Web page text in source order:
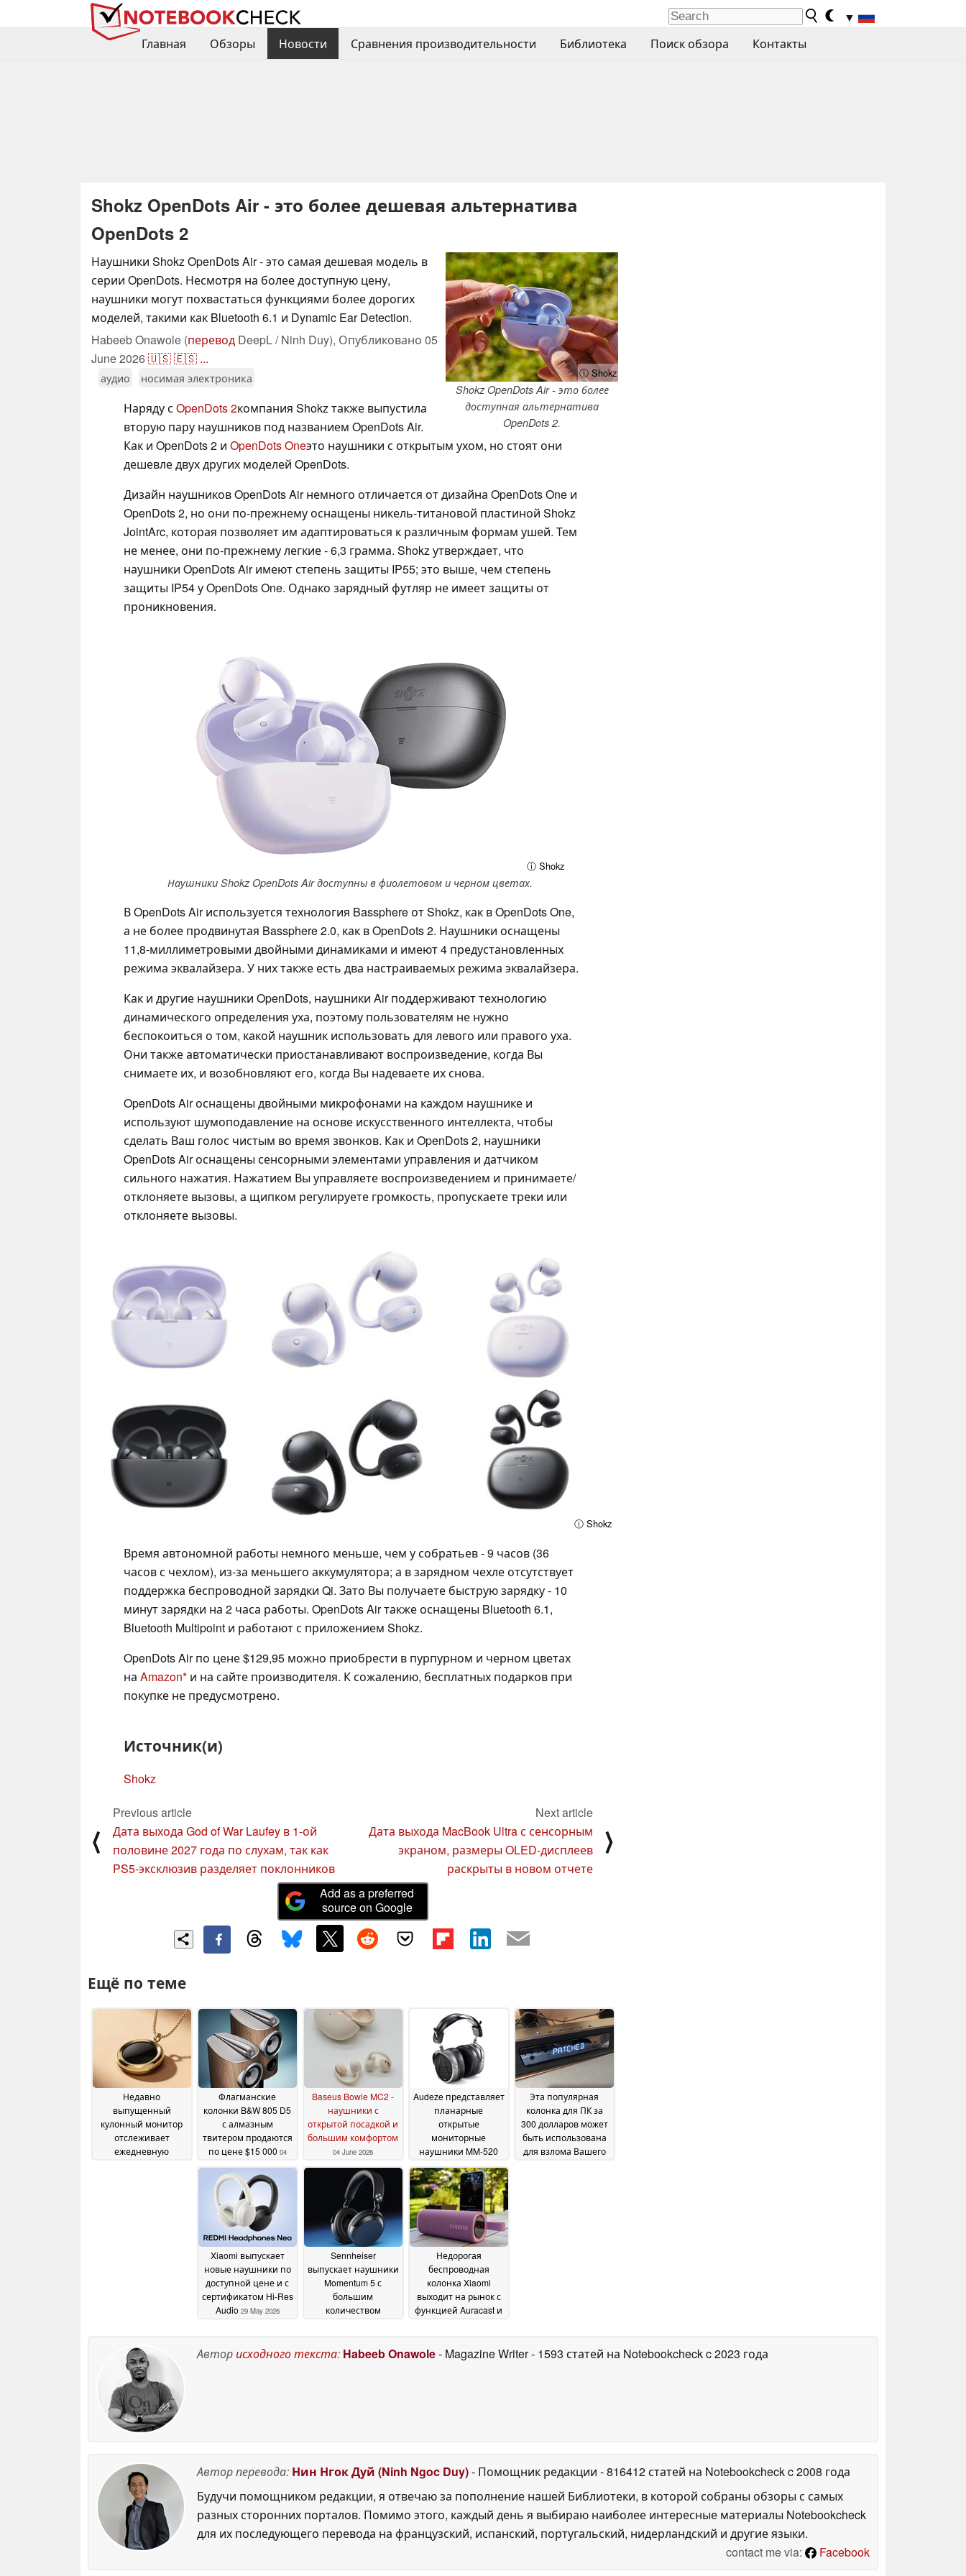
▼
Главная
Обзоры Новости Сравнения производительности Библиотека Поиск обзора Контакты
Shokz OpenDots Air - это более дешевая альтернатива
OpenDots 2
ⓘ Shokz
Shokz OpenDots Air - это более
доступная альтернатива
OpenDots 2.
Наушники Shokz OpenDots Air - это самая дешевая модель в
серии OpenDots. Несмотря на более доступную цену,
наушники могут похвастаться функциями более дорогих
моделей, такими как Bluetooth 6.1 и Dynamic Ear Detection.
Habeeb Onawole (перевод DeepL / Ninh Duy), Опубликовано 05
June 2026🇺🇸🇪🇸 ...
аудио носимая электроника
Наряду с OpenDots 2компания Shokz также выпустила
вторую пару наушников под названием OpenDots Air.
Как и OpenDots 2 и OpenDots Oneэто наушники с открытым ухом, но стоят они
дешевле двух других моделей OpenDots.
Дизайн наушников OpenDots Air немного отличается от дизайна OpenDots One и
OpenDots 2, но они по-прежнему оснащены никель-титановой пластиной Shokz
JointArc, которая позволяет им адаптироваться к различным формам ушей. Тем
не менее, они по-прежнему легкие - 6,3 грамма. Shokz утверждает, что
наушники OpenDots Air имеют степень защиты IP55; это выше, чем степень
защиты IP54 у OpenDots One. Однако зарядный футляр не имеет защиты от
проникновения.
ⓘ Shokz
Наушники Shokz OpenDots Air доступны в фиолетовом и черном цветах.
В OpenDots Air используется технология Bassphere от Shokz, как в OpenDots One,
а не более продвинутая Bassphere 2.0, как в OpenDots 2. Наушники оснащены
11,8-миллиметровыми двойными динамиками и имеют 4 предустановленных
режима эквалайзера. У них также есть два настраиваемых режима эквалайзера.
Как и другие наушники OpenDots, наушники Air поддерживают технологию
динамического определения уха, поэтому пользователям не нужно
беспокоиться о том, какой наушник использовать для левого или правого уха.
Они также автоматически приостанавливают воспроизведение, когда Вы
снимаете их, и возобновляют его, когда Вы надеваете их снова.
OpenDots Air оснащены двойными микрофонами на каждом наушнике и
используют шумоподавление на основе искусственного интеллекта, чтобы
сделать Ваш голос чистым во время звонков. Как и OpenDots 2, наушники
OpenDots Air оснащены сенсорными элементами управления и датчиком
сильного нажатия. Нажатием Вы управляете воспроизведением и принимаете/
отклоняете вызовы, а щипком регулируете громкость, пропускаете треки или
отклоняете вызовы.
ⓘ Shokz
Время автономной работы немного меньше, чем у собратьев - 9 часов (36
часов с чехлом), из-за меньшего аккумулятора; а в зарядном чехле отсутствует
поддержка беспроводной зарядки Qi. Зато Вы получаете быструю зарядку - 10
минут зарядки на 2 часа работы. OpenDots Air также оснащены Bluetooth 6.1,
Bluetooth Multipoint и работают с приложением Shokz.
OpenDots Air по цене $129,95 можно приобрести в пурпурном и черном цветах
на Amazon и на сайте производителя. К сожалению, бесплатных подарков при
покупке не предусмотрено.
Источник(и)
Shokz
⟨
Previous article
Дата выхода God of War Laufey в 1-ой
половине 2027 года по слухам, так как
PS5-эксклюзив разделяет поклонников
Next article
Дата выхода MacBook Ultra с сенсорным
экраном, размеры OLED-дисплеев
раскрыты в новом отчете
⟩
Add as a preferred
source on Google
Ещё по теме
Недавно
выпущенный
кулонный монитор
отслеживает
ежедневную
Флагманские
колонки B&W 805 D5
с алмазным
твитером продаются
по цене $15 000 04
June 2026
Baseus Bowie MC2 -
наушники с
открытой посадкой и
большим комфортом
04 June 2026
Audeze представляет
планарные
открытые
мониторные
наушники MM-520
продюсеров04 June
2026
Эта популярная
колонка для ПК за
300 долларов может
быть использована
для взлома Вашего
Xiaomi выпускает
новые наушники по
доступной цене и с
сертификатом Hi-Res
Audio 29 May 2026
Sennheiser
выпускает наушники
Momentum 5 с
большим
количеством
сменным
Недорогая
беспроводная
колонка Xiaomi
выходит на рынок с
функцией Auracast и
автономной работы
Авторисходного текста: Habeeb Onawole- Magazine Writer- 1593 статей на Notebookcheckc 2023 года
Автор перевода: Нин Нгок Дуй (Ninh Ngoc Duy)- Помощник редакции - 816412 статей на Notebookcheckc 2008 года
Будучи помощником редакции, я отвечаю за пополнение нашей Библиотеки, в которой собраны обзоры с самых
разных сторонних порталов. Помимо этого, каждый день я выбираю наиболее интересные материалы Notebookcheck
для их последующего перевода на французский, испанский, португальский, нидерландский и другие языки.
contact me via:
Facebook